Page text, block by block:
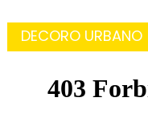
DECORO URBANO